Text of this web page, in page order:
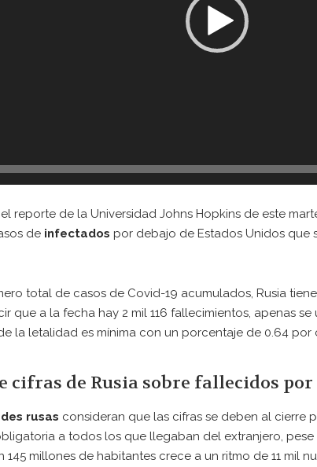
reporte de la Universidad Johns Hopkins de este
de infectados por debajo de Estados Unidos que
total de casos de Covid-19 acumulados, Rusia
que a la fecha hay 2 mil 116 fallecimientos, apenas
la letalidad es mínima con un porcentaje de 0.64 por
cifras de Rusia sobre fallecidos
rusas consideran que las cifras se deben al cierre
a todos los que llegaban del extranjero,
145 millones de habitantes crece a un ritmo de 11 mil